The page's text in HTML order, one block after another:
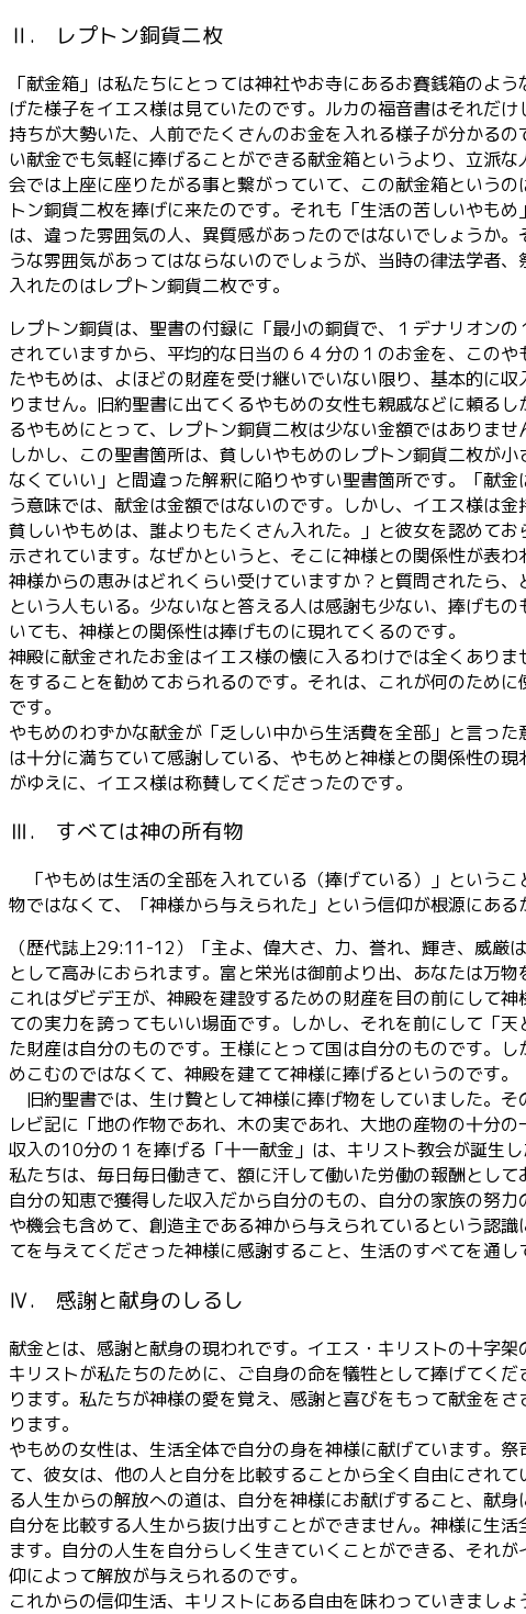
Ⅱ. レプトン銅貨二枚
「献金箱」は私たちにとっては神社やお寺にあるお賽銭箱のよ
げた様子をイエス様は見ていたのです。ルカの福音書はそれだ
持ちが大勢いた、人前でたくさんのお金を入れる様子が分かる
い献金でも気軽に捧げることができる献金箱というより、立派
会では上座に座りたがる事と繋がっていて、この献金箱という
トン銅貨二枚を捧げに来たのです。それも「生活の苦しいやも
は、違った雰囲気の人、異質感があったのではないでしょうか
うな雰囲気があってはならないのでしょうが、当時の律法学者
入れたのはレプトン銅貨二枚です。
レプトン銅貨は、聖書の付録に「最小の銅貨で、１デナリオン
されていますから、平均的な日当の６４分の１のお金を、この
たやもめは、よほどの財産を受け継いでいない限り、基本的に
りません。旧約聖書に出てくるやもめの女性も親戚などに頼る
るやもめにとって、レプトン銅貨二枚は少ない金額ではありま
しかし、この聖書箇所は、貧しいやもめのレプトン銅貨二枚が
なくていい」と間違った解釈に陥りやすい聖書箇所です。「献
う意味では、献金は金額ではないのです。しかし、イエス様は
貧しいやもめは、誰よりもたくさん入れた。」と彼女を認めて
示されています。なぜかというと、そこに神様との関係性が表わ
神様からの恵みはどれくらい受けていますか？と質問されたら
という人もいる。少ないなと答える人は感謝も少ない、捧げも
いても、神様との関係性は捧げものに現れてくるのです。
神殿に献金されたお金はイエス様の懐に入るわけでは全くあり
をすることを勧めておられるのです。それは、これが何のため
です。
やもめのわずかな献金が「乏しい中から生活費を全部」と言っ
は十分に満ちていて感謝している、やもめと神様との関係性の
がゆえに、イエス様は称賛してくださったのです。
Ⅲ. すべては神の所有物
「やもめは生活の全部を入れている（捧げている）」という
物ではなくて、「神様から与えられた」という信仰が根源にあ
（歴代誌上29:11-12）「主よ、偉大さ、力、誉れ、輝き、威厳
として高みにおられます。富と栄光は御前より出、あなたは万
これはダビデ王が、神殿を建設するための財産を目の前にして
ての実力を誇ってもいい場面です。しかし、それを前にして「
た財産は自分のものです。王様にとって国は自分のものです。
めこむのではなくて、神殿を建てて神様に捧げるというのです。
旧約聖書では、生け贄として神様に捧げ物をしていました。
レビ記に「地の作物であれ、木の実であれ、大地の産物の十分
収入の10分の１を捧げる「十一献金」は、キリスト教会が誕生
私たちは、毎日毎日働きて、額に汗して働いた労働の報酬とし
自分の知恵で獲得した収入だから自分のもの、自分の家族の努
や機会も含めて、創造主である神から与えられているという認
てを与えてくださった神様に感謝すること、生活のすべてを通
Ⅳ. 感謝と献身のしるし
献金とは、感謝と献身の現われです。イエス・キリストの十字
キリストが私たちのために、ご自身の命を犠牲として捧げてく
ります。私たちが神様の愛を覚え、感謝と喜びをもって献金を
ります。
やもめの女性は、生活全体で自分の身を神様に献げています。
て、彼女は、他の人と自分を比較することから全く自由にされ
る人生からの解放への道は、自分を神様にお献げすること、献
自分を比較する人生から抜け出すことができません。神様に生
ます。自分の人生を自分らしく生きていくことができる、それ
仰によって解放が与えられるのです。
これからの信仰生活、キリストにある自由を味わっていきましょ